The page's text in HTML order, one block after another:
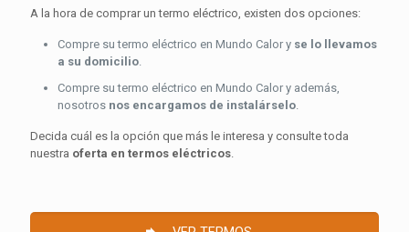
A la hora de comprar un termo eléctrico, existen dos opciones:
Compre su termo eléctrico en Mundo Calor y se lo llevamos
a su domicilio.
Compre su termo eléctrico en Mundo Calor y además,
nosotros nos encargamos de instalárselo.
Decida cuál es la opción que más le interesa y consulte toda
nuestra oferta en termos eléctricos.